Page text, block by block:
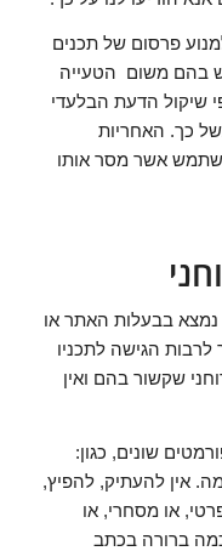
פרסום של תכנים
בהם משום הטעייה
שיקול הדעת הבלעדי
כך. האחריות
אשר מסר אותו
נמצא בבעלות האתר או
הגישה לתכניו
שקשור בהם ואין
שונים, כגון:
אין להעתיק, להפיץ,
או מסחרי, או
ברורה בכתב